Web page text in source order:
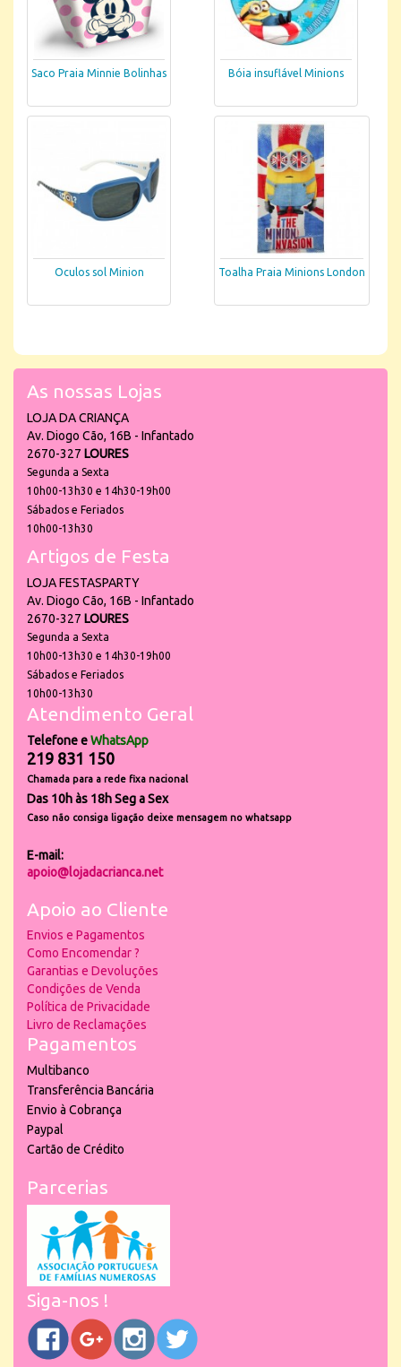
Saco Praia Minnie Bolinhas Bóia insuflável Minions
Oculos sol Minion Toalha Praia Minions London
As nossas Lojas
LOJA DA CRIANÇA
Av. Diogo Cão, 16B - Infantado
2670-327 LOURES
Segunda a Sexta
10h00-13h30 e 14h30-19h00
Sábados e Feriados
10h00-13h30
Artigos de Festa
LOJA FESTASPARTY
Av. Diogo Cão, 16B - Infantado
2670-327 LOURES
Segunda a Sexta
10h00-13h30 e 14h30-19h00
Sábados e Feriados
10h00-13h30
Atendimento Geral
Telefone eWhatsApp
219 831 150
Chamada para a rede fixa nacional
Das 10h às 18h Seg a Sex
Caso não consiga ligação deixe mensagem no whatsapp
E-mail:
apoio@lojadacrianca.net
Apoio ao Cliente
Envios e Pagamentos
Como Encomendar ?
Garantias e Devoluções
Condições de Venda
Política de Privacidade
Livro de Reclamações
Pagamentos
Multibanco
Transferência Bancária
Envio à Cobrança
Paypal
Cartão de Crédito
Parcerias
Siga-nos !